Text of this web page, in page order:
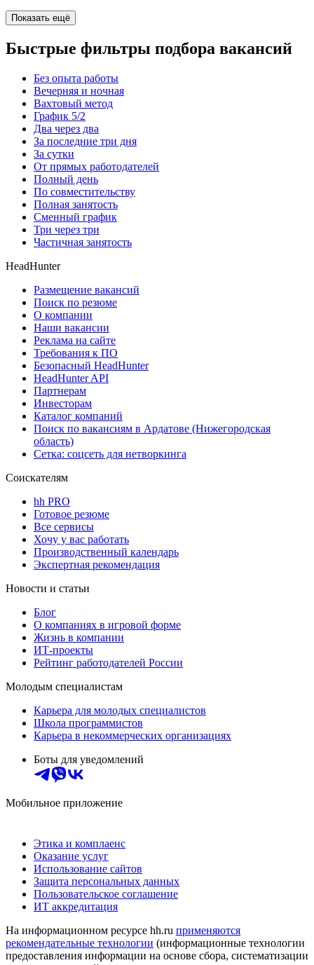
Показать ещё
Быстрые фильтры подбора вакансий
Без опыта работы
Вечерняя и ночная
Вахтовый метод
График 5/2
Два через два
За последние три дня
За сутки
От прямых работодателей
Полный день
По совместительству
Полная занятость
Сменный график
Три через три
Частичная занятость
HeadHunter
Размещение вакансий
Поиск по резюме
О компании
Наши вакансии
Реклама на сайте
Требования к ПО
Безопасный HeadHunter
HeadHunter API
Партнерам
Инвесторам
Каталог компаний
Поиск по вакансиям в Ардатове (Нижегородская
область)
Сетка: соцсеть для нетворкинга
Соискателям
hh PRO
Готовое резюме
Все сервисы
Хочу у вас работать
Производственный календарь
Экспертная рекомендация
Новости и статьи
Блог
О компаниях в игровой форме
Жизнь в компании
ИТ-проекты
Рейтинг работодателей России
Молодым специалистам
Карьера для молодых специалистов
Школа программистов
Карьера в некоммерческих организациях
Боты для уведомлений
Мобильное приложение
Этика и комплаенс
Оказание услуг
Использование сайтов
Защита персональных данных
Пользовательское соглашение
ИТ аккредитация
На информационном ресурсе hh.ru применяются
рекомендательные технологии (информационные технологии
предоставления информации на основе сбора, систематизации